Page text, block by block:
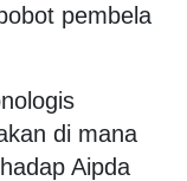
pembela
di mana
Aipda